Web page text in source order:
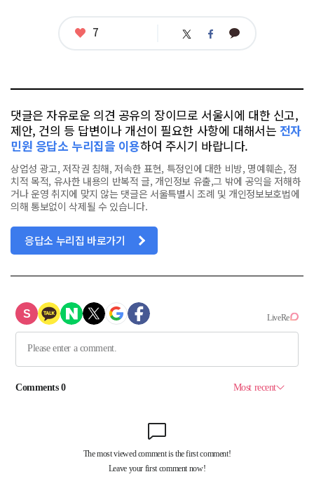
좋
7 트 페 카
댓글은 자유로운 의견 공유의 장이므로 서울시에 대한 신고,
제안, 건의 등 답변이나 개선이 필요한 사항에 대해서는 전자
민원 응답소 누리집을 이용하여 주시기 바랍니다.
상업성 광고, 저작권 침해, 저속한 표현, 특정인에 대한 비방, 명예훼손, 정
치적 목적, 유사한 내용의 반복적 글, 개인정보 유출,그 밖에 공익을 저해하
거나 운영 취지에 맞지 않는 댓글은 서울특별시 조례 및 개인정보보호법에
의해 통보없이 삭제될 수 있습니다.
응답소 누리집 바로가기